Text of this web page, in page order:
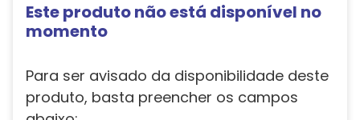
Este produto não está disponível no
momento
Para ser avisado da disponibilidade deste
produto, basta preencher os campos